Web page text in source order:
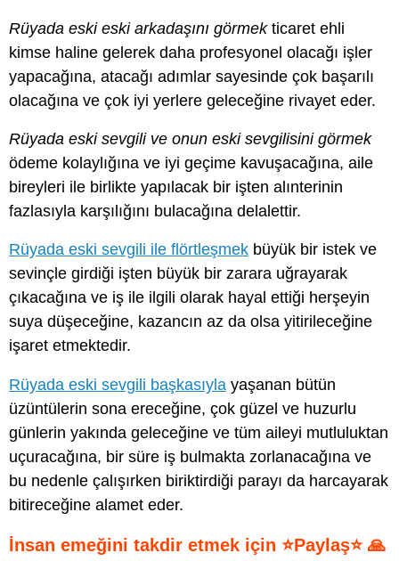
Rüyada eski eski arkadaşını görmekticaret ehli
kimse haline gelerek daha profesyonel olacağı işler
yapacağına, atacağı adımlar sayesinde çok başarılı
olacağına ve çok iyi yerlere geleceğine rivayet eder.
Rüyada eski sevgili ve onun eski sevgilisini görmek
ödeme kolaylığına ve iyi geçime kavuşacağına, aile
bireyleri ile birlikte yapılacak bir işten alınterinin
fazlasıyla karşılığını bulacağına delalettir.
Rüyada eski sevgili ile flörtleşmek büyük bir istek ve
sevinçle girdiği işten büyük bir zarara uğrayarak
çıkacağına ve iş ile ilgili olarak hayal ettiği herşeyin
suya düşeceğine, kazancın az da olsa yitirileceğine
işaret etmektedir.
Rüyada eski sevgili başkasıyla yaşanan bütün
üzüntülerin sona ereceğine, çok güzel ve huzurlu
günlerin yakında geleceğine ve tüm aileyi mutluluktan
uçuracağına, bir süre iş bulmakta zorlanacağına ve
bu nedenle çalışırken biriktirdiği parayı da harcayarak
bitireceğine alamet eder.
İnsan emeğini takdir etmek için ⭐Paylaş⭐ 🙏